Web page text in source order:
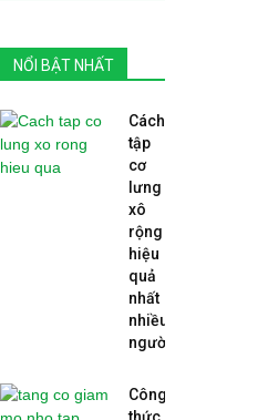
NỔI BẬT NHẤT
Cách
tập
cơ
lưng
xô
rộng
hiệu
quả
nhất
nhiều
người...
Công